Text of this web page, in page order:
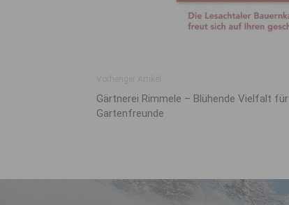
Gärtnerei Rimmele – Blühende Vielfalt für
Gartenfreunde